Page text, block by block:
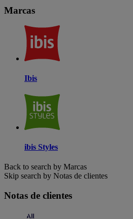
Marcas
Ibis
ibis Styles
Back to search by Marcas
Skip search by Notas de clientes
Notas de clientes